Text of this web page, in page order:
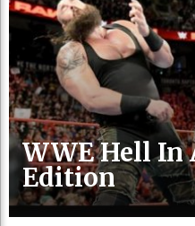
WWE Hell In
Edition